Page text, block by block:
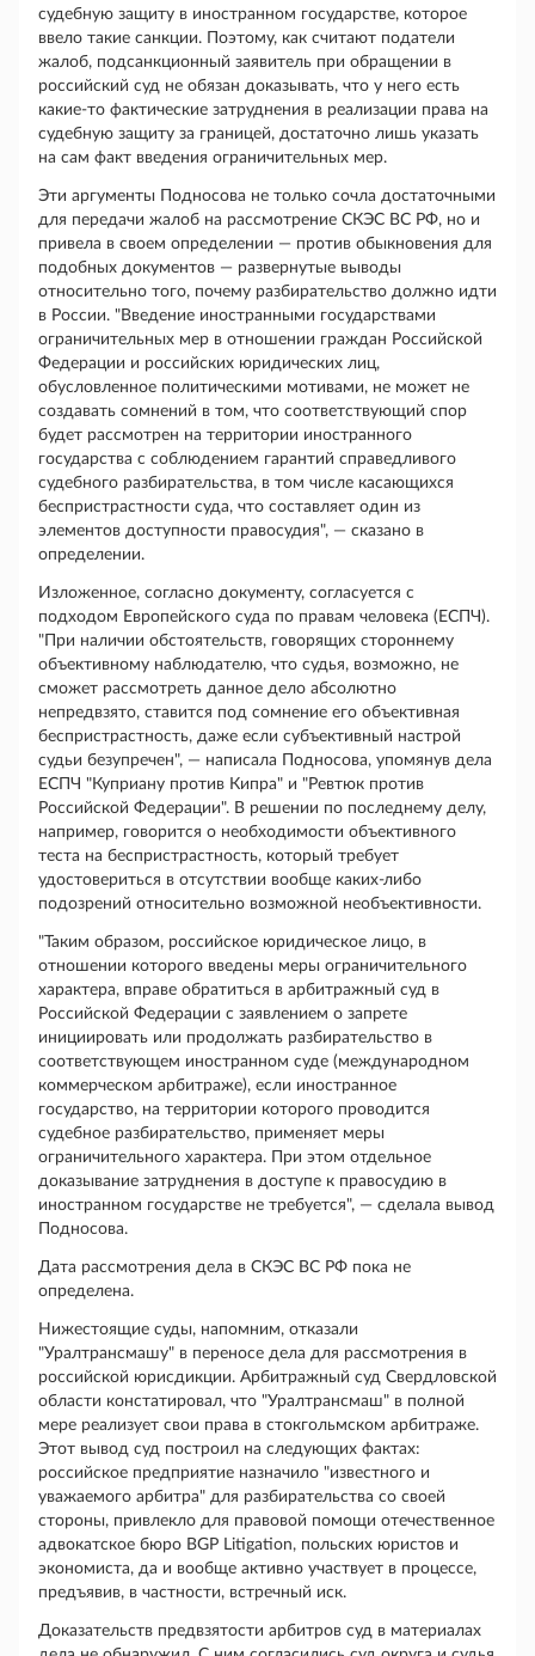
судебную защиту в иностранном государстве, которое
ввело такие санкции. Поэтому, как считают податели
жалоб, подсанкционный заявитель при обращении в
российский суд не обязан доказывать, что у него есть
какие-то фактические затруднения в реализации права на
судебную защиту за границей, достаточно лишь указать
на сам факт введения ограничительных мер.
Эти аргументы Подносова не только сочла достаточными
для передачи жалоб на рассмотрение СКЭС ВС РФ, но и
привела в своем определении — против обыкновения для
подобных документов — развернутые выводы
относительно того, почему разбирательство должно идти
в России. "Введение иностранными государствами
ограничительных мер в отношении граждан Российской
Федерации и российских юридических лиц,
обусловленное политическими мотивами, не может не
создавать сомнений в том, что соответствующий спор
будет рассмотрен на территории иностранного
государства с соблюдением гарантий справедливого
судебного разбирательства, в том числе касающихся
беспристрастности суда, что составляет один из
элементов доступности правосудия", — сказано в
определении.
Изложенное, согласно документу, согласуется с
подходом Европейского суда по правам человека (ЕСПЧ).
"При наличии обстоятельств, говорящих стороннему
объективному наблюдателю, что судья, возможно, не
сможет рассмотреть данное дело абсолютно
непредвзято, ставится под сомнение его объективная
беспристрастность, даже если субъективный настрой
судьи безупречен", — написала Подносова, упомянув дела
ЕСПЧ "Куприану против Кипра" и "Ревтюк против
Российской Федерации". В решении по последнему делу,
например, говорится о необходимости объективного
теста на беспристрастность, который требует
удостовериться в отсутствии вообще каких-либо
подозрений относительно возможной необъективности.
"Таким образом, российское юридическое лицо, в
отношении которого введены меры ограничительного
характера, вправе обратиться в арбитражный суд в
Российской Федерации с заявлением о запрете
инициировать или продолжать разбирательство в
соответствующем иностранном суде (международном
коммерческом арбитраже), если иностранное
государство, на территории которого проводится
судебное разбирательство, применяет меры
ограничительного характера. При этом отдельное
доказывание затруднения в доступе к правосудию в
иностранном государстве не требуется", — сделала вывод
Подносова.
Дата рассмотрения дела в СКЭС ВС РФ пока не
определена.
Нижестоящие суды, напомним, отказали
"Уралтрансмашу" в переносе дела для рассмотрения в
российской юрисдикции. Арбитражный суд Свердловской
области констатировал, что "Уралтрансмаш" в полной
мере реализует свои права в стокгольмском арбитраже.
Этот вывод суд построил на следующих фактах:
российское предприятие назначило "известного и
уважаемого арбитра" для разбирательства со своей
стороны, привлекло для правовой помощи отечественное
адвокатское бюро BGP Litigation, польских юристов и
экономиста, да и вообще активно участвует в процессе,
предъявив, в частности, встречный иск.
Доказательств предвзятости арбитров суд в материалах